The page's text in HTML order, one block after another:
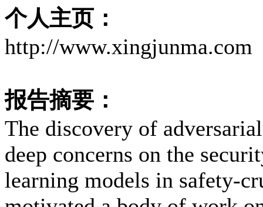
个人主页：
http://www.xingjunma.com
报告摘要：
The discovery of
deep concerns on the
learning models in safety-